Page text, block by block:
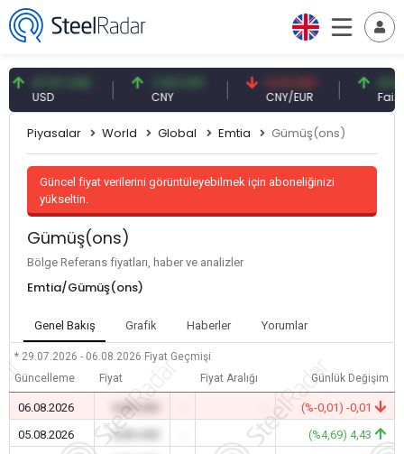
47,57 USD
USD
7,09 CNY
CNY
0,13 CNY
CNY/EUR
41,54
Faiz
Piyasalar World Global Emtia Gümüş(ons)
Güncel fiyat verilerini görüntüleyebilmek için aboneliğinizi
yükseltin.
Gümüş(ons)
Bölge Referans fiyatları, haber ve analizler
Emtia/Gümüş(ons)
Genel Bakış Grafik Haberler Yorumlar
* 29.07.2026 - 06.08.2026 Fiyat Geçmişi
Güncelleme
Fiyat Fiyat Aralığı Günlük Değişim
06.08.2026 0,00 USD
(%-0,01) -0,01
05.08.2026
0,00 USD -
(%4,69) 4,43